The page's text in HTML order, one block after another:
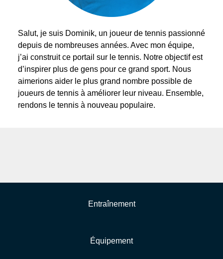
Salut, je suis Dominik, un joueur de tennis passionné
depuis de nombreuses années. Avec mon équipe,
j’ai construit ce portail sur le tennis. Notre objectif est
d’inspirer plus de gens pour ce grand sport. Nous
aimerions aider le plus grand nombre possible de
joueurs de tennis à améliorer leur niveau. Ensemble,
rendons le tennis à nouveau populaire.
Entraînement
Équipement